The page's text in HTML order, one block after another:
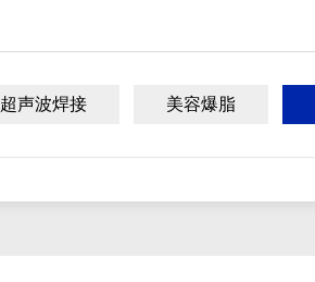
超声波焊接 美容爆脂